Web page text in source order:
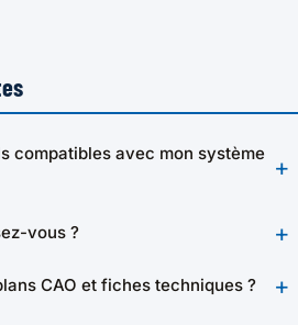
compatibles avec mon système
vous ?
CAO et fiches techniques ?